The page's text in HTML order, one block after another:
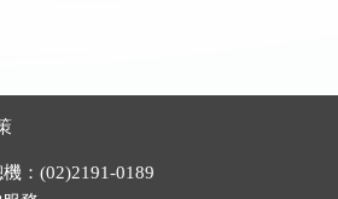
：(02)2191-0189